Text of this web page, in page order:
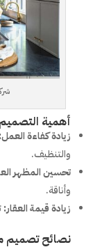
أهمية
زيادة كفاءة العمل:
والتنظيف.
تحسين المظهر
وأناقة.
زيادة قيمة العقار:
نصائح تصميم